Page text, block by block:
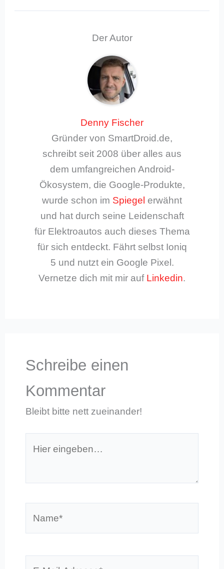
Der Autor
Denny Fischer
Gründer von SmartDroid.de,
schreibt seit 2008 über alles aus
dem umfangreichen Android-
Ökosystem, die Google-Produkte,
wurde schon im Spiegel erwähnt
und hat durch seine Leidenschaft
für Elektroautos auch dieses Thema
für sich entdeckt. Fährt selbst Ioniq
5 und nutzt ein Google Pixel.
Vernetze dich mit mir auf Linkedin.
Schreibe einen
Kommentar
Bleibt bitte nett zueinander!
eingeben…